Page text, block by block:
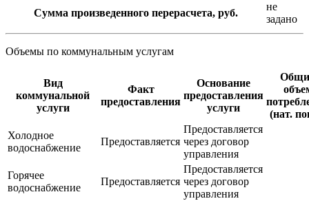
Сумма произведенного перерасчета, руб.
не
задано
Объемы по коммунальным услугам
Вид
коммунальной
услуги
Факт
предоставления
Основание
предоставления
услуги
(нат.
Холодное
водоснабжение
Предоставляется
Предоставляется
через договор
управления
Горячее
водоснабжение
Предоставляется
Предоставляется
через договор
управления